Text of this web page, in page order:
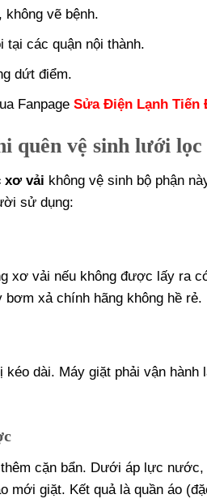
vẽ bệnh.
tại các quận nội thành.
dứt điểm.
FanpageSửa Điện Lạnh Tiến
quên vệ sinh lưới
xơ vải không vệ sinh bộ phận
sử dụng:
xơ vải nếu không được lấy ra
xả chính hãng không hề rẻ.
dài. Máy giặt phải vận
cặn bẩn. Dưới áp lực
mới giặt. Kết quả là quần áo